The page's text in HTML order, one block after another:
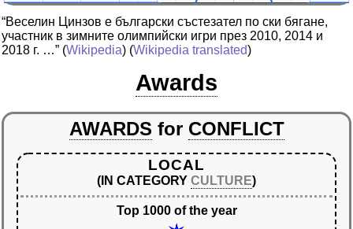
“Веселин Цинзов е български състезател по ски бягане,
участник в зимните олимпийски игри през 2010, 2014 и
2018 г. …” (Wikipedia) (Wikipedia translated)
Awards
AWARDS for CONFLICT
LOCAL
(IN CATEGORY CULTURE)
Top 1000 of the year